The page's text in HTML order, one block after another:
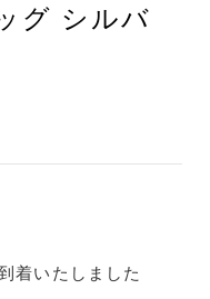
グ シルバ
着いたしました